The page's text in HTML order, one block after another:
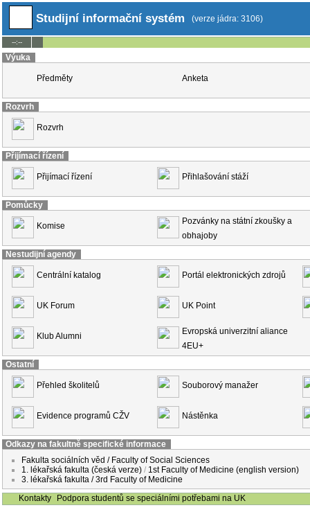
Studijní informační systém (verze jádra: 3106)
--:--
Výuka
Předměty Anketa
Rozvrh
Rozvrh
Přijímací řízení
Přijímací řízení Přihlašování stáží
Pomůcky
Komise
Pozvánky na státní zkoušky a
obhajoby
Nestudijní agendy
Centrální katalog Portál elektronických zdrojů
UK Forum UK Point
Klub Alumni
Evropská univerzitní aliance
4EU+
Ostatní
Přehled školitelů Souborový manažer
Evidence programů CŽV Nástěnka
Odkazy na fakultně specifické informace
Fakulta sociálních věd / Faculty of Social Sciences
1. lékařská fakulta (česká verze) / 1st Faculty of Medicine (english version)
3. lékařská fakulta / 3rd Faculty of Medicine
Kontakty
Podpora studentů se speciálními potřebami na UK